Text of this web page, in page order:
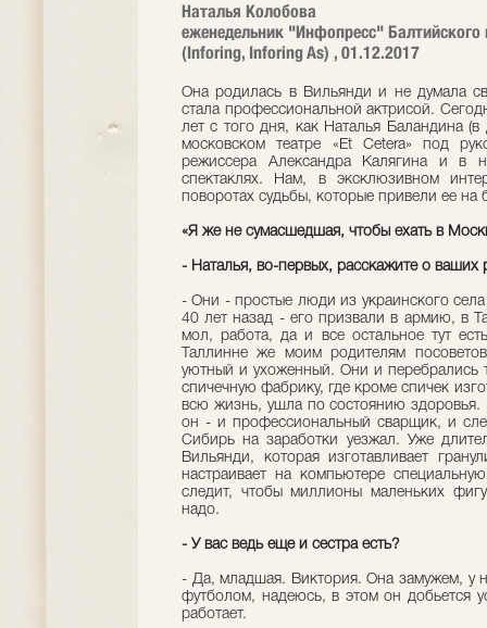
Наталья Колобова
еженедельник "Инфопресс"
(Inforing, Inforing As) , 01.12.2017
Она родилась в Вильянди и не думала
стала профессиональной актрисой.
лет с того дня, как Наталья Баландина
московском театре «Et Cetera» под
режиссера Александра Калягина и в
спектаклях. Нам, в эксклюзивном
поворотах судьбы, которые привели ее на
«Я же не сумасшедшая, чтобы ехать в
- Наталья, во-первых, расскажите о ваших
- Они - простые люди из украинского
40 лет назад - его призвали в армию, в
мол, работа, да и все остальное тут
Таллинне же моим родителям
уютный и ухоженный. Они и перебрались
спичечную фабрику, где кроме спичек
всю жизнь, ушла по состоянию
он - и профессиональный сварщик, и
Сибирь на заработки уезжал. Уже
Вильянди, которая изготавливает
настраивает на компьютере
следит, чтобы миллионы маленьких
надо.
- У вас ведь еще и сестра есть?
- Да, младшая. Виктория. Она замужем, у
футболом, надеюсь, в этом он добьется
работает.